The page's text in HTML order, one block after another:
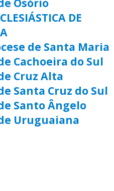
DE
de Santa Maria
Cachoeira do Sul
Cruz Alta
Santa Cruz do Sul
Santo Ângelo
Uruguaiana